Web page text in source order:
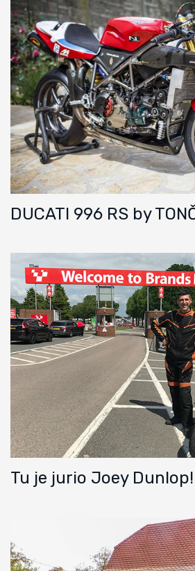
DUCATI 996 RS by
Tu je jurio Joey Dunlop!